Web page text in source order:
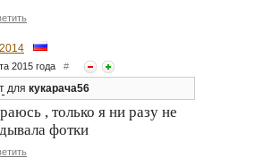
2015 года #
для кукарача56
, только я ни разу не
фотки